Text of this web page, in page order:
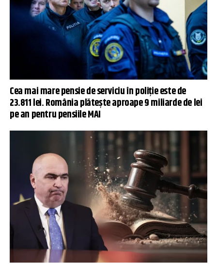
Cea mai mare pensie de serviciu în poliție este de
23.811 lei. România plătește aproape 9 miliarde de lei
pe an pentru pensiile MAI